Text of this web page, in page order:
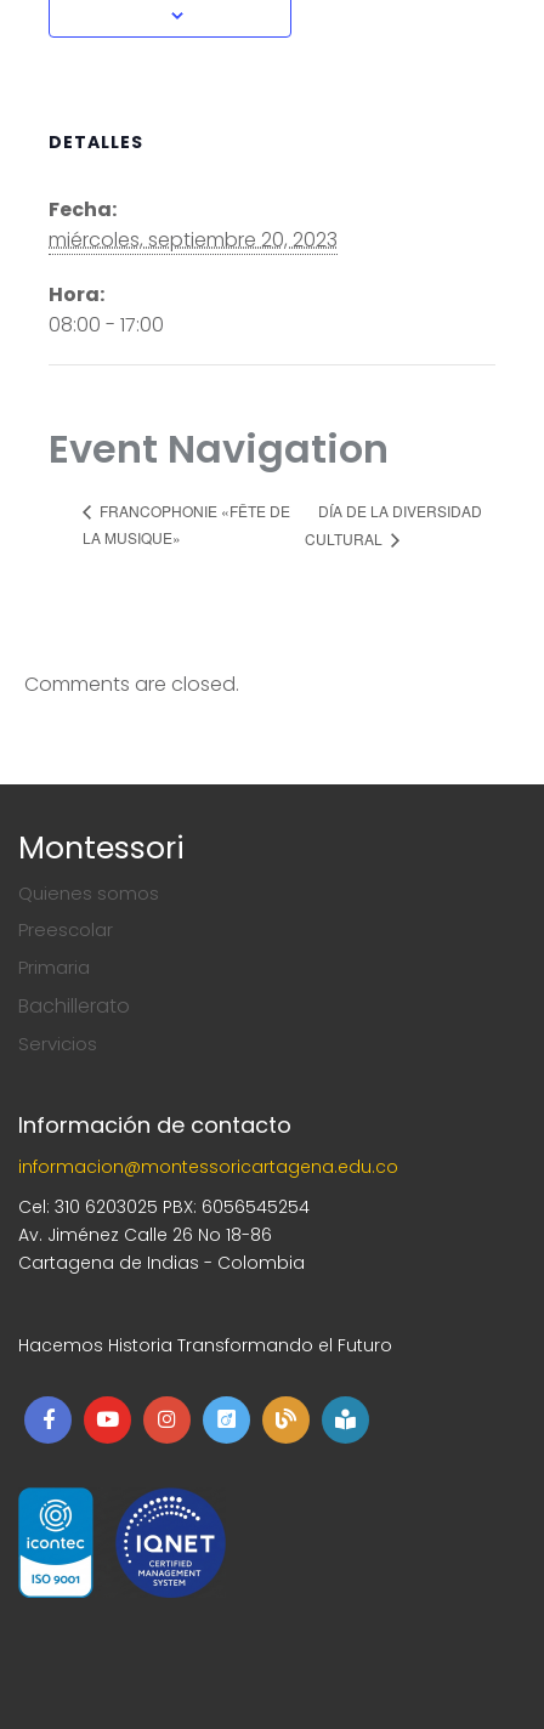
DETALLES
Fecha:
miércoles, septiembre 20, 2023
Hora:
08:00 - 17:00
Event Navigation
FRANCOPHONIE «FÊTE DE
LA MUSIQUE»
DÍA DE LA DIVERSIDAD
CULTURAL
Comments are closed.
Montessori
Quienes somos
Preescolar
Primaria
Bachillerato
Servicios
Información de contacto
informacion@montessoricartagena.edu.co
Cel: 310 6203025 PBX: 6056545254
Av. Jiménez Calle 26 No 18-86
Cartagena de Indias - Colombia
Hacemos Historia Transformando el Futuro